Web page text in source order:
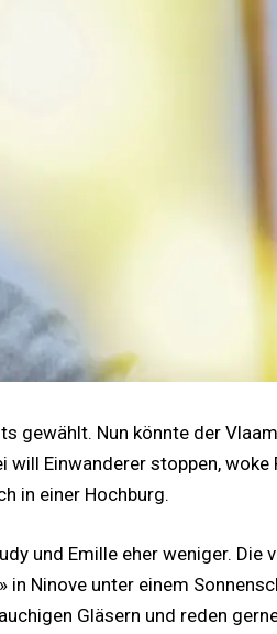
gewählt. Nun könnte der
will Einwanderer stoppen, woke
in einer Hochburg.
und Emille eher weniger. Die
in Ninove unter einem
Gläsern und reden